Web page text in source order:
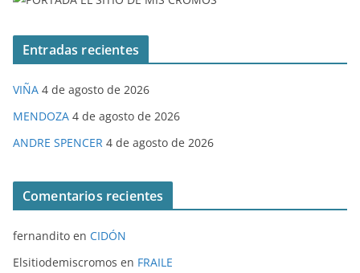
Entradas recientes
VIÑA 4 de agosto de 2026
MENDOZA 4 de agosto de 2026
ANDRE SPENCER 4 de agosto de 2026
Comentarios recientes
fernandito en CIDÓN
Elsitiodemiscromos en FRAILE